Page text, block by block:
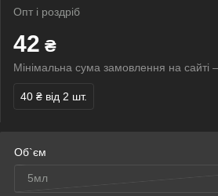
Опт і роздріб
42 ₴
Мінімальна сума замовлення на сайті
40 ₴ від 2 шт.
Об`єм
5мл